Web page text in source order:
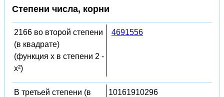
Степени числа, корни
2166 во второй степени
(в квадрате)
(функция x в степени 2 -
x²)
4691556
В третьей степени (в
10161910296